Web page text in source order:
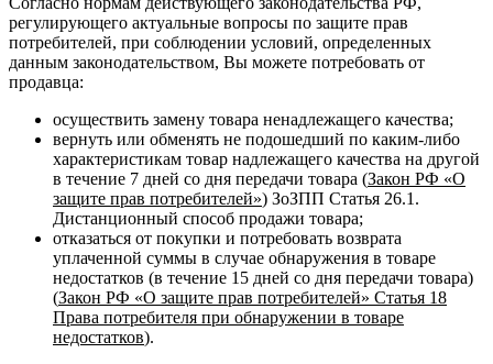
регулирующего актуальные вопросы по защите прав
потребителей, при соблюдении условий, определенных
данным законодательством, Вы можете потребовать от
продавца:
осуществить замену товара ненадлежащего качества;
вернуть или обменять не подошедший по каким-либо
характеристикам товар надлежащего качества на другой
в течение 7 дней со дня передачи товара (Закон РФ «О
защите прав потребителей») ЗоЗПП Статья 26.1.
Дистанционный способ продажи товара;
отказаться от покупки и потребовать возврата
уплаченной суммы в случае обнаружения в товаре
недостатков (в течение 15 дней со дня передачи товара)
(Закон РФ «О защите прав потребителей» Статья 18
Права потребителя при обнаружении в товаре
недостатков).